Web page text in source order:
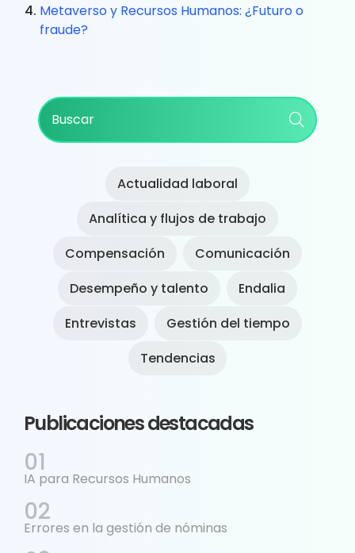
Metaverso y Recursos Humanos: ¿Futuro o
fraude?
Primary
Sidebar
Actualidad laboral
Analítica y flujos de trabajo
Compensación
Comunicación
Desempeño y talento
Endalia
Entrevistas
Gestión del tiempo
Tendencias
Publicaciones destacadas
IA para Recursos Humanos
Errores en la gestión de nóminas